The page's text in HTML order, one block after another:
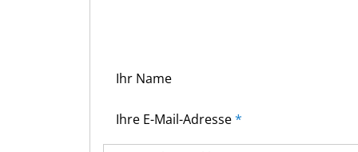
Ihr Name
Ihre E-Mail-Adresse*